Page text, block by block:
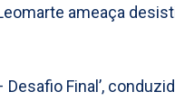
ameaça
Desafio Final’,